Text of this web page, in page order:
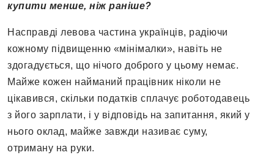
купити менше, ніж раніше?
Насправді левова частина українців, радіючи
кожному підвищенню «мінімалки», навіть не
здогадується, що нічого доброго у цьому немає.
Майже кожен найманий працівник ніколи не
цікавився, скільки податків сплачує роботодавець
з його зарплати, і у відповідь на запитання, який у
нього оклад, майже завжди називає суму,
отриману на руки.